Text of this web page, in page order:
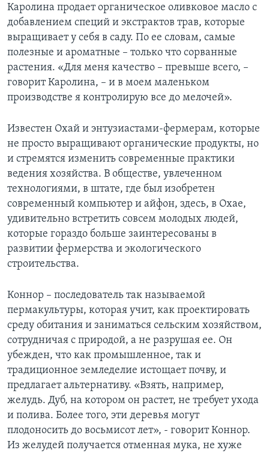
Каролина продает органическое оливковое масло с
добавлением специй и экстрактов трав, которые
выращивает у себя в саду. По ее словам, самые
полезные и ароматные – только что сорванные
растения. «Для меня качество – превыше всего, –
говорит Каролина, – и в моем маленьком
производстве я контролирую все до мелочей».
Известен Охай и энтузиастами-фермерам, которые
не просто выращивают органические продукты, но
и стремятся изменить современные практики
ведения хозяйства. В обществе, увлеченном
технологиями, в штате, где был изобретен
современный компьютер и айфон, здесь, в Охае,
удивительно встретить совсем молодых людей,
которые гораздо больше заинтересованы в
развитии фермерства и экологического
строительства.
Коннор – последователь так называемой
пермакультуры, которая учит, как проектировать
среду обитания и заниматься сельским хозяйством,
сотрудничая с природой, а не разрушая ее. Он
убежден, что как промышленное, так и
традиционное земледелие истощает почву, и
предлагает альтернативу. «Взять, например,
желудь. Дуб, на котором он растет, не требует ухода
и полива. Более того, эти деревья могут
плодоносить до восьмисот лет», - говорит Коннор.
Из желудей получается отменная мука, не хуже